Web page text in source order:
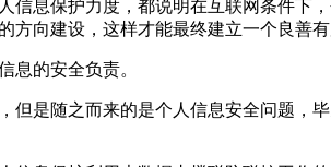
息保护力度，都说明在互联网条件下
向建设，这样才能最终建立一个良善有
息的安全负责。
是随之而来的是个人信息安全问题，